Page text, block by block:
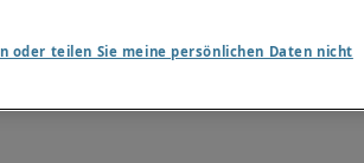
oder teilen Sie meine persönlichen Daten nicht